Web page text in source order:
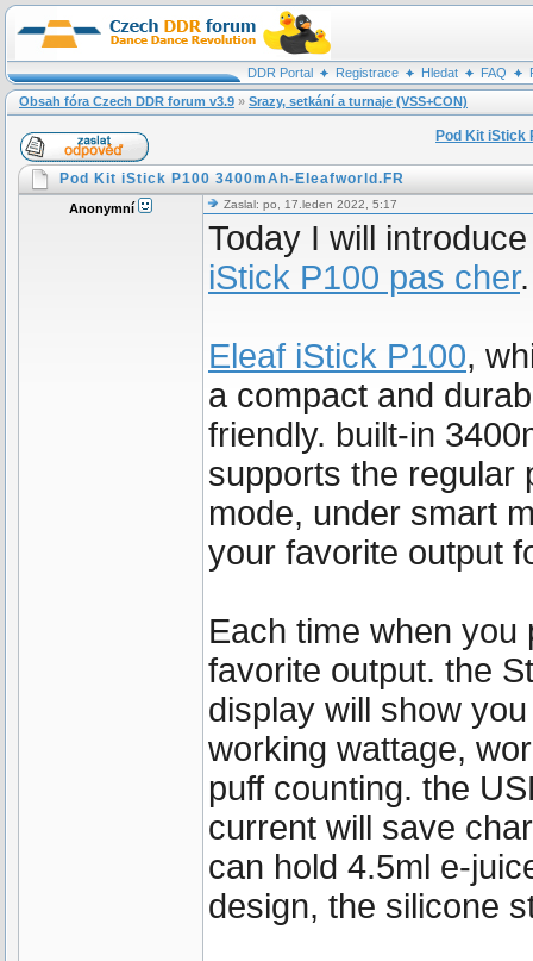
DDR Portal Registrace Hledat FAQ
Obsah fóra Czech DDR forum v3.9 » Srazy, setkání a turnaje (VSS+CON)
Pod Kit iStick
Pod Kit iStick P100 3400mAh-Eleafworld.FR
Anonymní Zaslal: po, 17.leden 2022, 5:17
Today I will
iStick P100 pas cher.
Eleaf iStick P100,
a compact and
friendly. built-in
supports the regular
mode, under smart
your favorite output
Each time when
favorite output. the
display will show
working wattage,
puff counting. the
current will save
can hold 4.5ml e-
design, the silicone